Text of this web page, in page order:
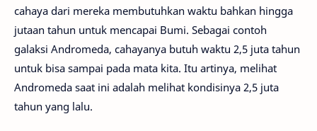
cahaya dari mereka membutuhkan waktu bahkan hingga
jutaan tahun untuk mencapai Bumi. Sebagai contoh
galaksi Andromeda, cahayanya butuh waktu 2,5 juta tahun
untuk bisa sampai pada mata kita. Itu artinya, melihat
Andromeda saat ini adalah melihat kondisinya 2,5 juta
tahun yang lalu.